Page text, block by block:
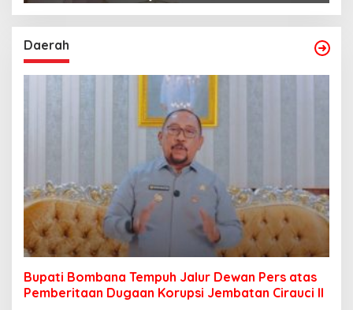
Daerah
Bupati Bombana Tempuh Jalur Dewan Pers atas
Pemberitaan Dugaan Korupsi Jembatan Cirauci II